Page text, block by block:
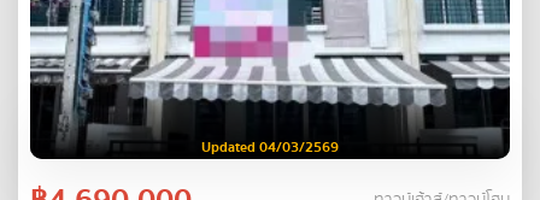
Updated 04/03/2569